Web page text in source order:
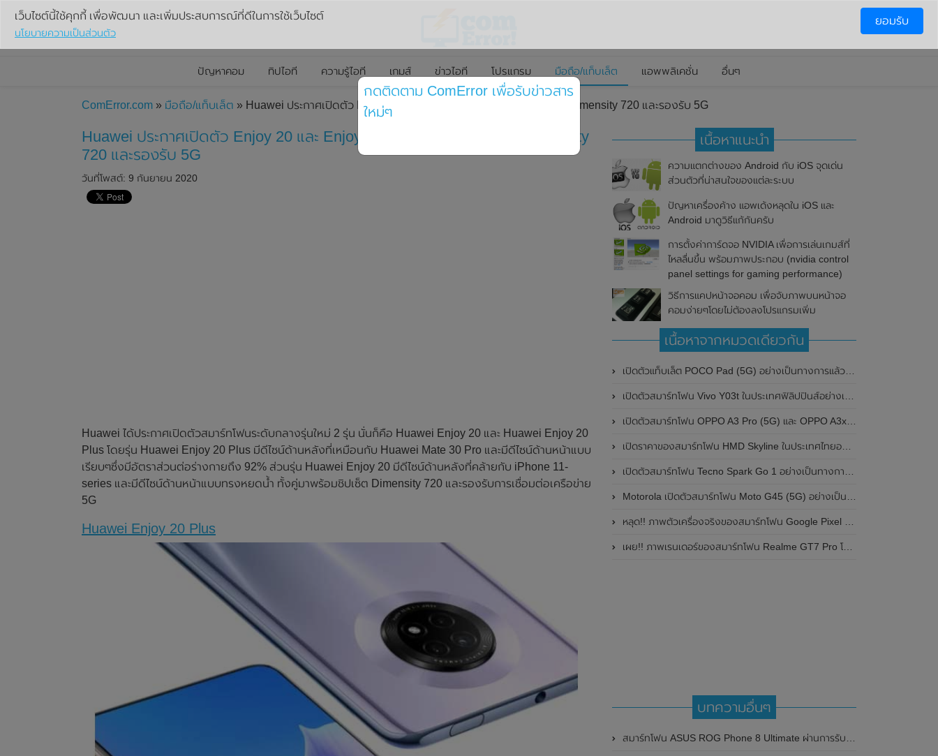
ปัญหาคอม ทิปไอที ความรู้ไอที เกมส์ ข่าวไอที โปรแกรม มือถือ/แท็บเล็ต แอพพลิเคชั่น อื่นๆ
ComError.com » มือถือ/แท็บเล็ต » Huawei ประกาศเปิดตัว Enjoy 20 และ Enjoy 20 Plus มาพร้อมชิปเซ็ต Dimensity 720 และรองรับ 5G
Huawei ประกาศเปิดตัว Enjoy 20 และ Enjoy 20 Plus มาพร้อมชิปเซ็ต Dimensity
720 และรองรับ 5G
วันที่โพสต์: 9 กันยายน 2020
Huawei ได้ประกาศเปิดตัวสมาร์ทโฟนระดับกลางรุ่นใหม่ 2 รุ่น นั่นก็คือ Huawei Enjoy 20 และ Huawei Enjoy 20
Plus โดยรุ่น Huawei Enjoy 20 Plus มีดีไซน์ด้านหลังที่เหมือนกับ Huawei Mate 30 Pro และมีดีไซน์ด้านหน้าแบบ
เรียบๆซึ่งมีอัตราส่วนต่อร่างกายถึง 92% ส่วนรุ่น Huawei Enjoy 20 มีดีไซน์ด้านหลังที่คล้ายกับ iPhone 11-
series และมีดีไซน์ด้านหน้าแบบทรงหยดน้ำ ทั้งคู่มาพร้อมชิปเซ็ต Dimensity 720 และรองรับการเชื่อมต่อเครือข่าย
5G
Huawei Enjoy 20 Plus
เนื้อหาแนะนำ
ความแตกต่างของ Android กับ iOS จุดเด่น
ส่วนตัวที่น่าสนใจของแต่ละระบบ
ปัญหาเครื่องค้าง แอพเด้งหลุดใน iOS และ
Android มาดูวิธีแก้กันครับ
การตั้งค่าการ์ดจอ NVIDIA เพื่อการเล่นเกมส์ที่
ไหลลื่นขึ้น พร้อมภาพประกอบ (nvidia control
panel settings for gaming performance)
วิธีการแคปหน้าจอคอม เพื่อจับภาพบนหน้าจอ
คอมง่ายๆโดยไม่ต้องลงโปรแกรมเพิ่ม
เนื้อหาจากหมวดเดียวกัน
เปิดตัวแท็บเล็ต POCO Pad (5G) อย่างเป็นทางการแล้วในประเทศอินเดีย มาพร้อมชิปเซ็ต Snapdragon 7s Gen 2 ของ Qualcomm และรองรับเครือข่าย 5G
เปิดตัวสมาร์ทโฟน Vivo Y03t ในประเทศฟิลิปปินส์อย่างเป็นทางการแล้ว มาพร้อมชิปเซ็ต Unisoc T612 , กล้องหลัง ความละเอียด 13MP , แบตเตอรี่ 5,000mAh และหน้าจอแสดงผล LCD / 90Hz
เปิดตัวสมาร์ทโฟน OPPO A3 Pro (5G) และ OPPO A3x ในประเทศไทยอย่างเป็นทางการแล้ว ในราคาเริ่มต้นเพียง 3,999 บาท
เปิดราคาของสมาร์ทโฟน HMD Skyline ในประเทศไทยอย่างเป็นทางการแล้ว ราคา 14,990 บาท
เปิดตัวสมาร์ทโฟน Tecno Spark Go 1 อย่างเป็นทางการแล้ว มาพร้อมหน้าจอแสดงผล LCD / 120Hz , แบตเตอรี่ 5,000mAh และใช้ชิปเซ็ต Unisoc
Motorola เปิดตัวสมาร์ทโฟน Moto G45 (5G) อย่างเป็นทางการแล้วในอินเดีย
หลุด!! ภาพตัวเครื่องจริงของสมาร์ทโฟน Google Pixel 9a โชว์ดีไซน์ใหม่ กล้องหลังแบนราบ ไม่มีกรอบของกล้องแล้ว
เผย!! ภาพเรนเดอร์ของสมาร์ทโฟน Realme GT7 Pro โชว์ให้เห็นดีไซน์ใหม่ พร้อมเผยรายละเอียดสเปกที่สำคัญบางส่วน
บทความอื่นๆ
สมาร์ทโฟน ASUS ROG Phone 8 Ultimate ผ่านการรับรอง 3C ได้ผ่านการรับรองจาก 3C ของประเทศจีนแล้ว มาพร้อมรองรับการชาร์จเร็ว 65W
เว็บไซต์นี้ใช้คุกกี้ เพื่อพัฒนา และเพิ่มประสบการณ์ที่ดีในการใช้เว็บไซต์
นโยบายความเป็นส่วนตัว
ยอมรับ
กดติดตาม ComError เพื่อรับข่าวสาร
ใหม่ๆ